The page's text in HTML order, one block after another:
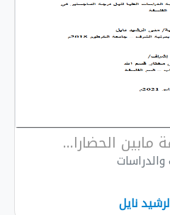
مابين الحضارا...
والدراسات
نايل